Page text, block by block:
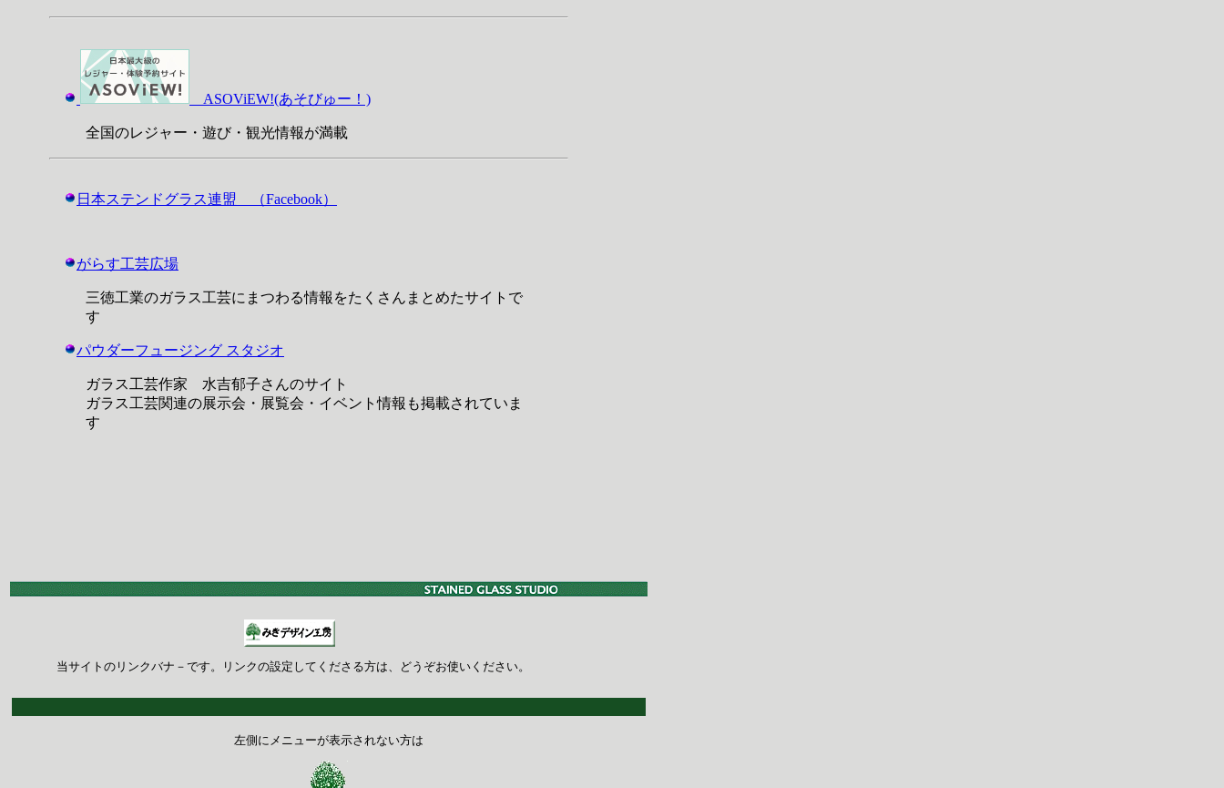
ASOViEW!(あそびゅー！)
全国のレジャー・遊び・観光情報が満載
日本ステンドグラス連盟 （Facebook）
がらす工芸広場
三徳工業のガラス工芸にまつわる情報をたくさんまとめたサイトで
す
パウダーフュージング スタジオ
ガラス工芸作家 水吉郁子さんのサイト
ガラス工芸関連の展示会・展覧会・イベント情報も掲載されていま
す
当サイトのリンクバナ－です。リンクの設定してくださる方は、どうぞお使いください。
左側にメニューが表示されない方は